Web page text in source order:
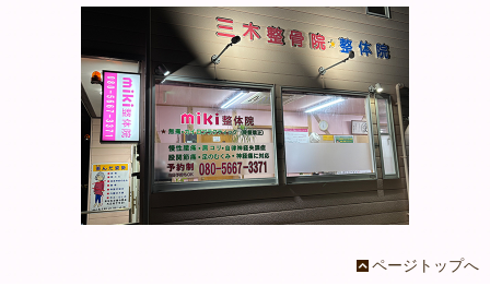
ページトップへ